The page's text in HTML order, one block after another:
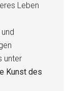
Leben
unter
Kunst des